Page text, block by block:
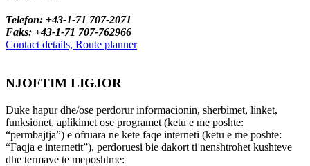
Telefon: +43-1-71 707-2071
Faks: +43-1-71 707-762966
Contact details, Route planner
NJOFTIM LIGJOR
Duke hapur dhe/ose perdorur informacionin, sherbimet, linket,
funksionet, aplikimet ose programet (ketu e me poshte:
“permbajtja”) e ofruara ne kete faqe interneti (ketu e me poshte:
“Faqja e internetit”), perdoruesi bie dakort ti nenshtrohet kushteve
dhe termave te meposhtme: